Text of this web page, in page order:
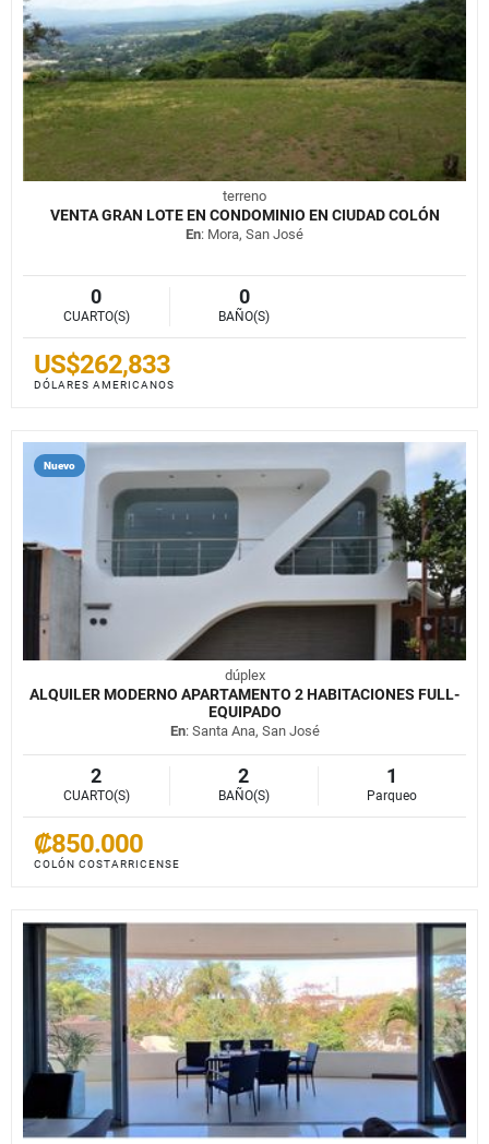
terreno
VENTA GRAN LOTE EN CONDOMINIO EN CIUDAD COLÓN
En: Mora, San José
0
CUARTO(S)
0
BAÑO(S)
US$262,833
DÓLARES AMERICANOS
Nuevo
dúplex
ALQUILER MODERNO APARTAMENTO 2 HABITACIONES FULL-
EQUIPADO
En: Santa Ana, San José
2
CUARTO(S)
2
BAÑO(S)
1
Parqueo
₡850.000
COLÓN COSTARRICENSE